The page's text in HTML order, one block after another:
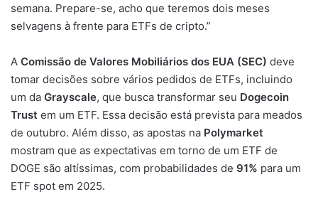
semana. Prepare-se, acho que teremos dois meses
selvagens à frente para ETFs de cripto.”
A Comissão de Valores Mobiliários dos EUA (SEC) deve
tomar decisões sobre vários pedidos de ETFs, incluindo
um da Grayscale, que busca transformar seu Dogecoin
Trust em um ETF. Essa decisão está prevista para meados
de outubro. Além disso, as apostas na Polymarket
mostram que as expectativas em torno de um ETF de
DOGE são altíssimas, com probabilidades de 91% para um
ETF spot em 2025.